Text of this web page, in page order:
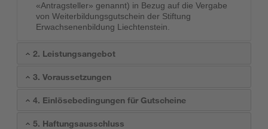
«Antragsteller» genannt) in Bezug auf die Vergabe
von Weiterbildungsgutschein der Stiftung
Erwachsenenbildung Liechtenstein.
2. Leistungsangebot
3. Voraussetzungen
4. Einlösebedingungen für Gutscheine
5. Haftungsausschluss